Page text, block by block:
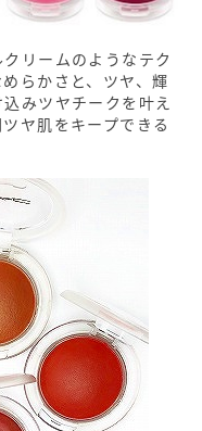
リームのようなテク
らかさと、ツヤ、輝
みツヤチークを叶え
ヤ肌をキープできる